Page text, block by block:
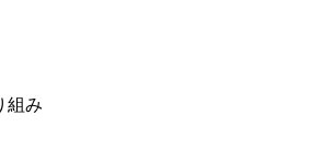
組み